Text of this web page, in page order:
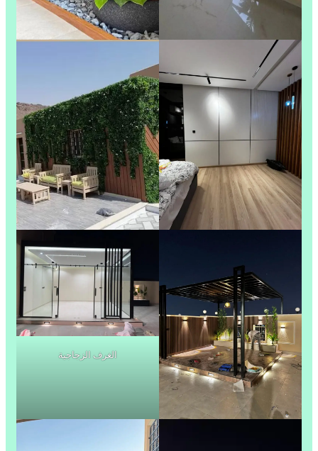
الغرف الزجاجية